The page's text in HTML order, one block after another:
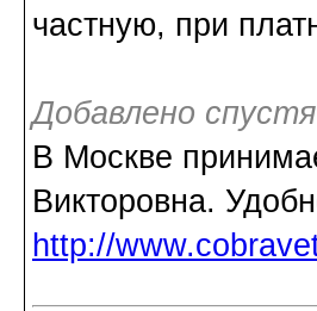
частную, при
Добавлено
В Москве
Викторовна.
http://